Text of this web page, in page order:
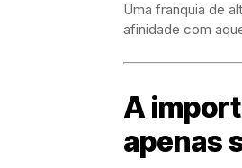
Uma franquia de
afinidade com
A
apenas